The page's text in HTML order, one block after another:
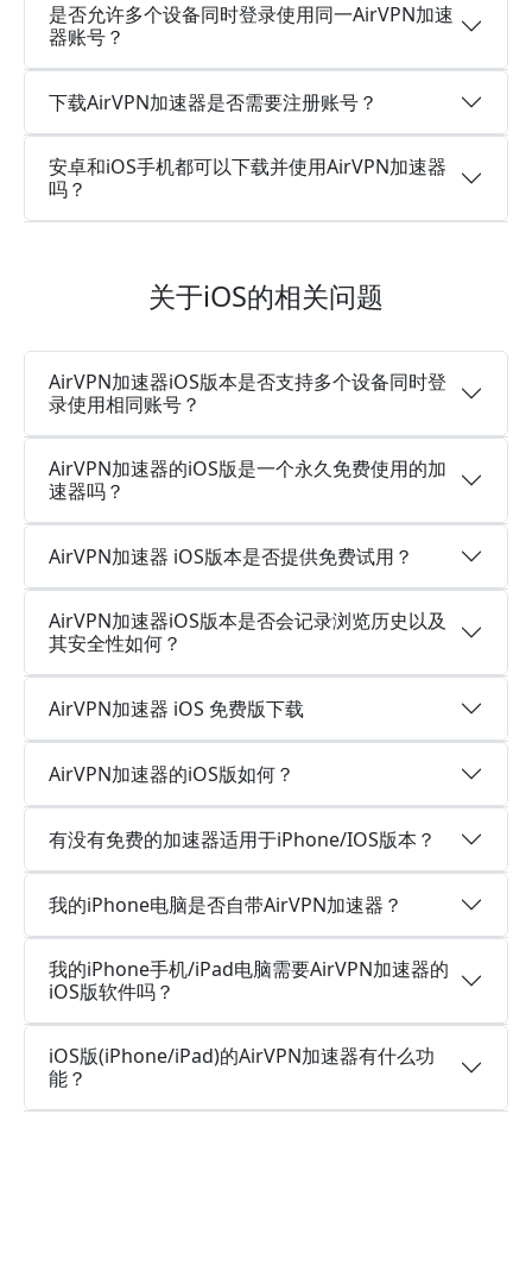
是否允许多个设备同时登录使用同一AirVPN加速
器账号？
下载AirVPN加速器是否需要注册账号？
安卓和iOS手机都可以下载并使用AirVPN加速器
吗？
关于iOS的相关问题
AirVPN加速器iOS版本是否支持多个设备同时登
录使用相同账号？
AirVPN加速器的iOS版是一个永久免费使用的加
速器吗？
AirVPN加速器 iOS版本是否提供免费试用？
AirVPN加速器iOS版本是否会记录浏览历史以及
其安全性如何？
AirVPN加速器 iOS 免费版下载
AirVPN加速器的iOS版如何？
有没有免费的加速器适用于iPhone/IOS版本？
我的iPhone电脑是否自带AirVPN加速器？
我的iPhone手机/iPad电脑需要AirVPN加速器的
iOS版软件吗？
iOS版(iPhone/iPad)的AirVPN加速器有什么功
能？